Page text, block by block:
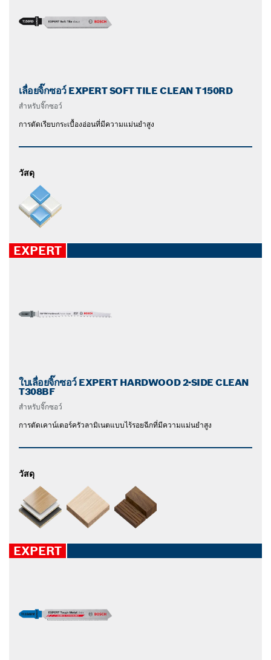
เลื่อยจิ๊กซอว์ EXPERT SOFT TILE CLEAN T150RD
สำหรับจิ๊กซอว์
การตัดเรียบกระเบื้องอ่อนที่มีความแม่นยำสูง
วัสดุ
EXPERT
ใบเลื่อยจิ๊กซอว์ EXPERT HARDWOOD 2-SIDE CLEAN
T308BF
สำหรับจิ๊กซอว์
การตัดเคาน์เตอร์ครัวลามิเนตแบบไร้รอยฉีกที่มีความแม่นยำสูง
วัสดุ
EXPERT